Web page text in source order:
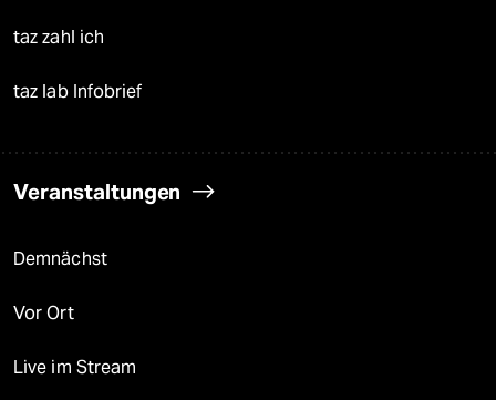
taz zahl ich
taz lab Infobrief
Veranstaltungen
Demnächst
Vor Ort
Live im Stream